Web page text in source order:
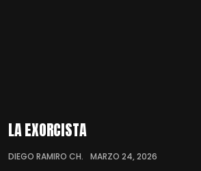
LA EXORCISTA
DIEGO RAMIRO CH. MARZO 24, 2026